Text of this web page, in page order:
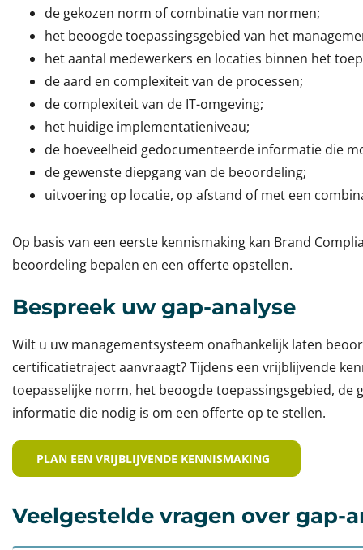
de gekozen norm of combinatie van normen;
het beoogde toepassingsgebied van het
het aantal medewerkers en locaties binnen het
de aard en complexiteit van de processen;
de complexiteit van de IT-omgeving;
het huidige implementatieniveau;
de hoeveelheid gedocumenteerde informatie die
de gewenste diepgang van de beoordeling;
uitvoering op locatie, op afstand of met een
Op basis van een eerste kennismaking kan Brand
beoordeling bepalen en een offerte opstellen.
Bespreek uw gap-analyse
Wilt u uw managementsysteem onafhankelijk laten
certificatietraject aanvraagt? Tijdens een vrijblijvende
toepasselijke norm, het beoogde toepassingsgebied, de
informatie die nodig is om een offerte op te stellen.
PLAN EEN VRIJBLIJVENDE KENNISMAKING
Veelgestelde vragen over gap-